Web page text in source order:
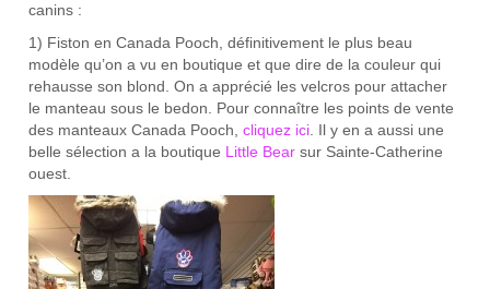
canins :
1) Fiston en Canada Pooch, définitivement le plus beau
modèle qu’on a vu en boutique et que dire de la couleur qui
rehausse son blond. On a apprécié les velcros pour attacher
le manteau sous le bedon. Pour connaître les points de vente
des manteaux Canada Pooch, cliquez ici . Il y en a aussi une
belle sélection a la boutique Little Bear sur Sainte-Catherine
ouest.